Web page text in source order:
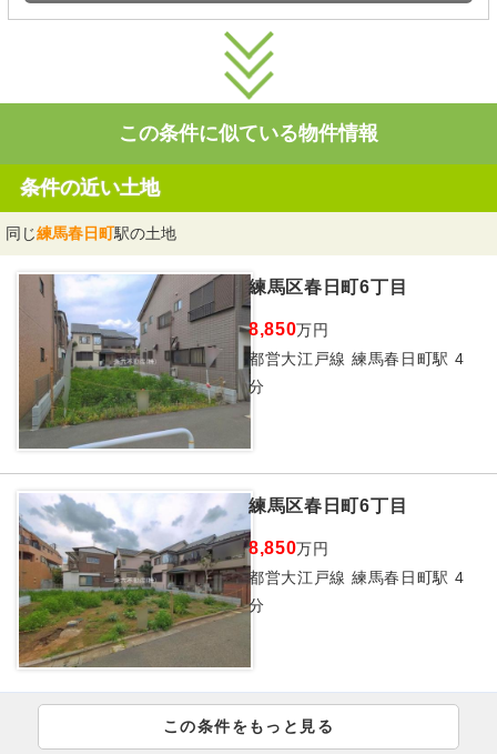
この条件に似ている物件情報
条件の近い土地
同じ練馬春日町駅の土地
練馬区春日町6丁目
8,850万円
都営大江戸線 練馬春日町駅 4
分
練馬区春日町6丁目
8,850万円
都営大江戸線 練馬春日町駅 4
分
この条件をもっと見る